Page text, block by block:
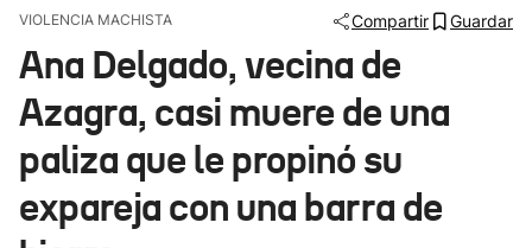
Ikusmiran
Eguraldia
VIOLENCIA MACHISTA Compartir Guardar
Ana Delgado, vecina de
Azagra, casi muere de una
paliza que le propinó su
expareja con una barra de